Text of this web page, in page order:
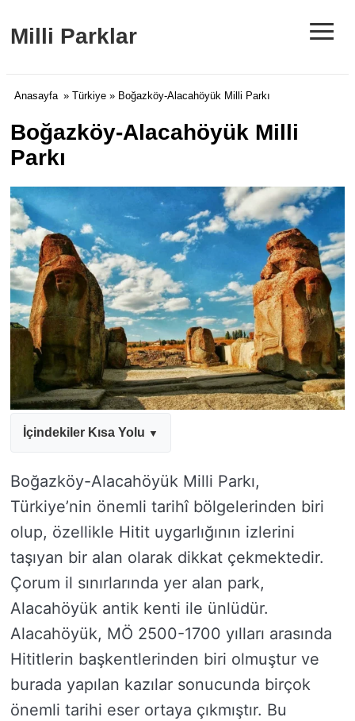
Milli Parklar ≡
Anasayfa » Türkiye » Boğazköy-Alacahöyük Milli Parkı
Boğazköy-Alacahöyük Milli
Parkı
İçindekiler Kısa Yolu
Boğazköy-Alacahöyük Milli Parkı,
Türkiye’nin önemli tarihî bölgelerinden biri
olup, özellikle Hitit uygarlığının izlerini
taşıyan bir alan olarak dikkat çekmektedir.
Çorum il sınırlarında yer alan park,
Alacahöyük antik kenti ile ünlüdür.
Alacahöyük, MÖ 2500-1700 yılları arasında
Hititlerin başkentlerinden biri olmuştur ve
burada yapılan kazılar sonucunda birçok
önemli tarihi eser ortaya çıkmıştır. Bu